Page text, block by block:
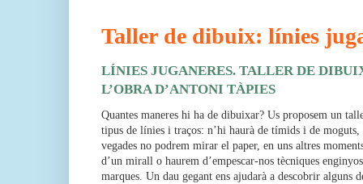
Taller de dibuix: línies
LÍNIES JUGANERES. TALLER DE
L’OBRA D’ANTONI TÀPIES
Quantes maneres hi ha de dibuixar? Us proposem un
tipus de línies i traços: n’hi haurà de tímids i de
vegades no podrem mirar el paper, en uns altres
d’un mirall o haurem d’empescar-nos tècniques
marques. Un dau gegant ens ajudarà a descobrir alguns